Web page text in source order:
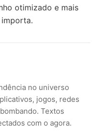
otimizado e mais
no universo
jogos, redes
Textos
com o agora.